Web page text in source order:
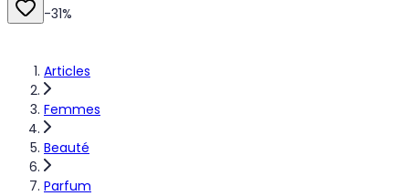
Articles
Femmes
Beauté
Parfum
-31%